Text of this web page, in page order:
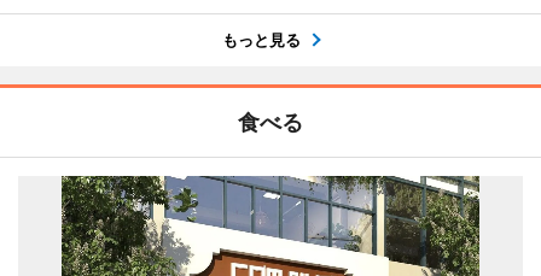
もっと見る
食べる